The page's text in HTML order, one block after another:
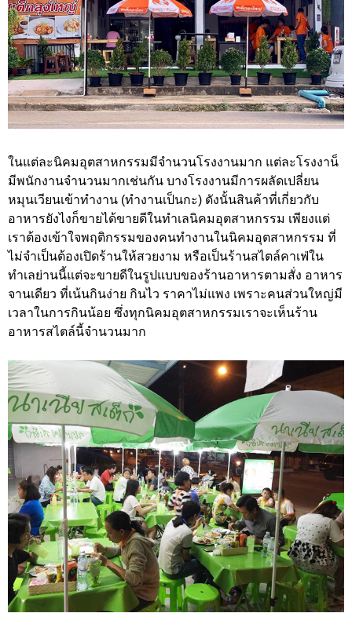
ในแต่ละนิคมอุตสาหกรรมมีจำนวนโรงงานมาก แต่ละโรงงาน็
มีพนักงานจำนวนมากเช่นกัน บางโรงงานมีการผลัดเปลี่ยน
หมุนเวียนเข้าทำงาน (ทำงานเป็นกะ) ดังนั้นสินค้าที่เกี่ยวกับ
อาหารยังไงก็ขายได้ขายดีในทำเลนิคมอุตสาหกรรม เพียงแต่
เราต้องเข้าใจพฤติกรรมของคนทำงานในนิคมอุตสาหกรรม ที่
ไม่จำเป็นต้องเปิดร้านให้สวยงาม หรือเป็นร้านสไตล์คาเฟ่ใน
ทำเลย่านนี้แต่จะขายดีในรูปแบบของร้านอาหารตามสั่ง อาหาร
จานเดียว ที่เน้นกินง่าย กินไว ราคาไม่แพง เพราะคนส่วนใหญ่มี
เวลาในการกินน้อย ซึ่งทุกนิคมอุตสาหกรรมเราจะเห็นร้าน
อาหารสไตล์นี้จำนวนมาก